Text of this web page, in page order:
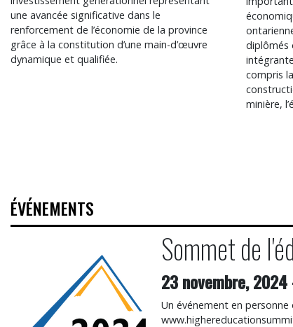
une avancée significative dans le
renforcement de l’économie de la province
grâce à la constitution d’une main-d’œuvre
dynamique et qualifiée.
diplômés
compris
minière,
ÉVÉNEMENTS
Sommet de
Sommet de
23 novembre, 2024
Un événement en